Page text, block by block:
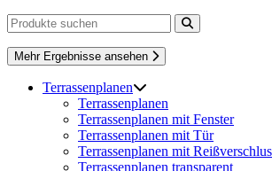
Mehr Ergebnisse ansehen
Terrassenplanen
Terrassenplanen
Terrassenplanen mit Fenster
Terrassenplanen mit Tür
Terrassenplanen mit
Terrassenplanen transparent